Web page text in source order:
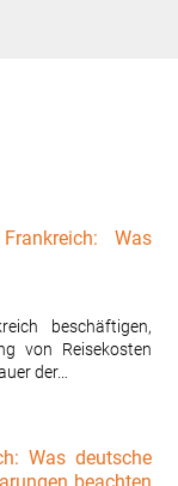
Was
beschäftigen,
von Reisekosten
der…
Was deutsche